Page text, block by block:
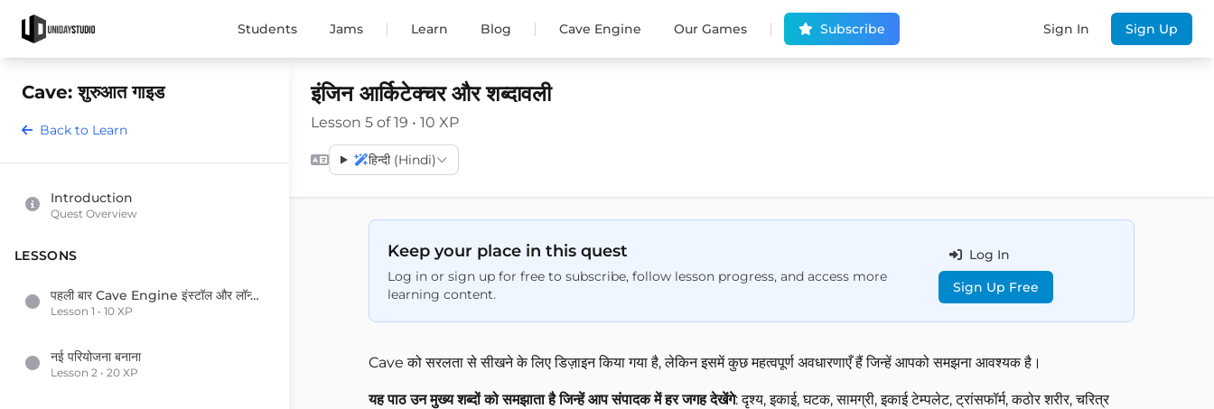
Students Jams | Learn Blog | Cave Engine Our Games | Subscribe Sign In Sign Up
Cave: शुरुआत गाइड
Back to Learn
Introduction
Quest Overview
LESSONS
पहली बार Cave Engine इंस्टॉल और लॉन्च करना
Lesson 1 • 10 XP
नई परियोजना बनाना
Lesson 2 • 20 XP
इंजिन आर्किटेक्चर और शब्दावली
Lesson 5 of 19 • 10 XP
हिन्दी (Hindi)
Keep your place in this quest
Log in or sign up for free to subscribe, follow lesson progress, and access more
learning content.
Log In
Sign Up Free
Cave को सरलता से सीखने के लिए डिज़ाइन किया गया है, लेकिन इसमें कुछ महत्वपूर्ण अवधारणाएँ हैं जिन्हें आपको समझना आवश्यक है।
यह पाठ उन मुख्य शब्दों को समझाता है जिन्हें आप संपादक में हर जगह देखेंगे: दृश्य, इकाई, घटक, सामग्री, इकाई टेम्पलेट, ट्रांसफॉर्म, कठोर शरीर, चरित्र